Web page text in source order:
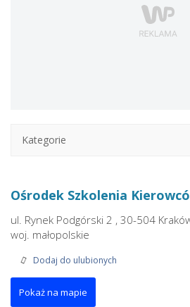
Ośrodek Szkolenia
ul. Rynek Podgórski 2 , 30-504
woj. małopolskie
Dodaj do ulubionych
Pokaż na mapie
Kategorie